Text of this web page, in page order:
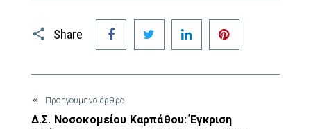
Share
Facebook Twitter LinkedIn
Προηγούμενο άρθρο
Δ.Σ. Νοσοκομείου Καρπάθου: Έγκριση